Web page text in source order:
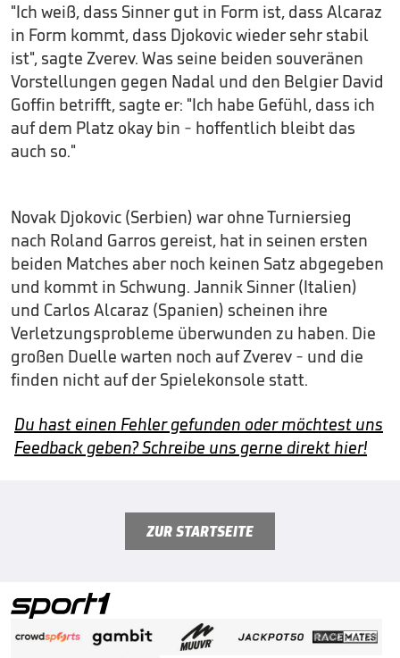
"Ich weiß, dass Sinner gut in Form ist, dass Alcaraz
in Form kommt, dass Djokovic wieder sehr stabil
ist", sagte Zverev. Was seine beiden souveränen
Vorstellungen gegen Nadal und den Belgier David
Goffin betrifft, sagte er: "Ich habe Gefühl, dass ich
auf dem Platz okay bin - hoffentlich bleibt das
auch so."
Novak Djokovic (Serbien) war ohne Turniersieg
nach Roland Garros gereist, hat in seinen ersten
beiden Matches aber noch keinen Satz abgegeben
und kommt in Schwung. Jannik Sinner (Italien)
und Carlos Alcaraz (Spanien) scheinen ihre
Verletzungsprobleme überwunden zu haben. Die
großen Duelle warten noch auf Zverev - und die
finden nicht auf der Spielekonsole statt.
Du hast einen Fehler gefunden oder möchtest uns
Feedback geben? Schreibe uns gerne direkt hier!
ZUR STARTSEITE